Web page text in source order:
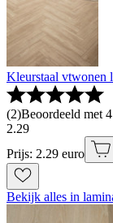
Kleurstaal vtwonen
(2)Beoordeeld met
2.29
Prijs: 2.29 euro
Bekijk alles in